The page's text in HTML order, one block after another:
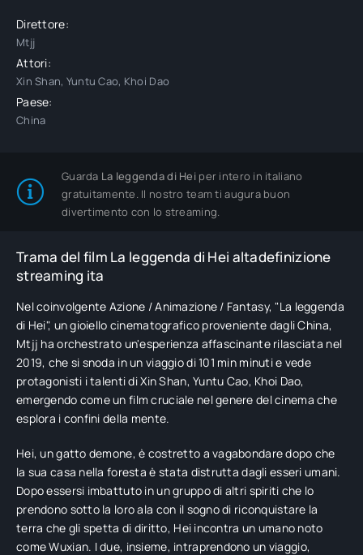
Direttore:
Mtjj
Attori:
Xin Shan, Yuntu Cao, Khoi Dao
Paese:
China
Guarda La leggenda di Hei per intero in italiano
gratuitamente. Il nostro team ti augura buon
divertimento con lo streaming.
Trama del film La leggenda di Hei altadefinizione
streaming ita
Nel coinvolgente Azione / Animazione / Fantasy, "La leggenda
di Hei", un gioiello cinematografico proveniente dagli China,
Mtjj ha orchestrato un'esperienza affascinante rilasciata nel
2019, che si snoda in un viaggio di 101 min minuti e vede
protagonisti i talenti di Xin Shan, Yuntu Cao, Khoi Dao,
emergendo come un film cruciale nel genere del cinema che
esplora i confini della mente.
Hei, un gatto demone, è costretto a vagabondare dopo che
la sua casa nella foresta è stata distrutta dagli esseri umani.
Dopo essersi imbattuto in un gruppo di altri spiriti che lo
prendono sotto la loro ala con il sogno di riconquistare la
terra che gli spetta di diritto, Hei incontra un umano noto
come Wuxian. I due, insieme, intraprendono un viaggio,